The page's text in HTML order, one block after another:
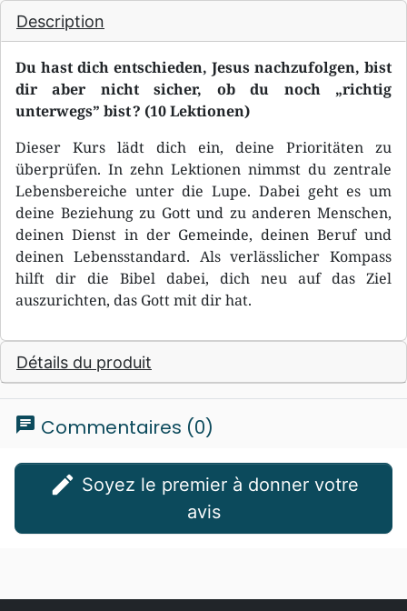
Description
Du hast dich entschieden, Jesus nachzufolgen, bist
dir aber nicht sicher, ob du noch „richtig
unterwegs” bist ? (10 Lektionen)
Dieser Kurs lädt dich ein, deine Prioritäten zu
überprüfen. In zehn Lektionen nimmst du zentrale
Lebensbereiche unter die Lupe. Dabei geht es um
deine Beziehung zu Gott und zu anderen Menschen,
deinen Dienst in der Gemeinde, deinen Beruf und
deinen Lebensstandard. Als verlässlicher Kompass
hilft dir die Bibel dabei, dich neu auf das Ziel
auszurichten, das Gott mit dir hat.
Détails du produit
chat Commentaires (0)
edit
avis